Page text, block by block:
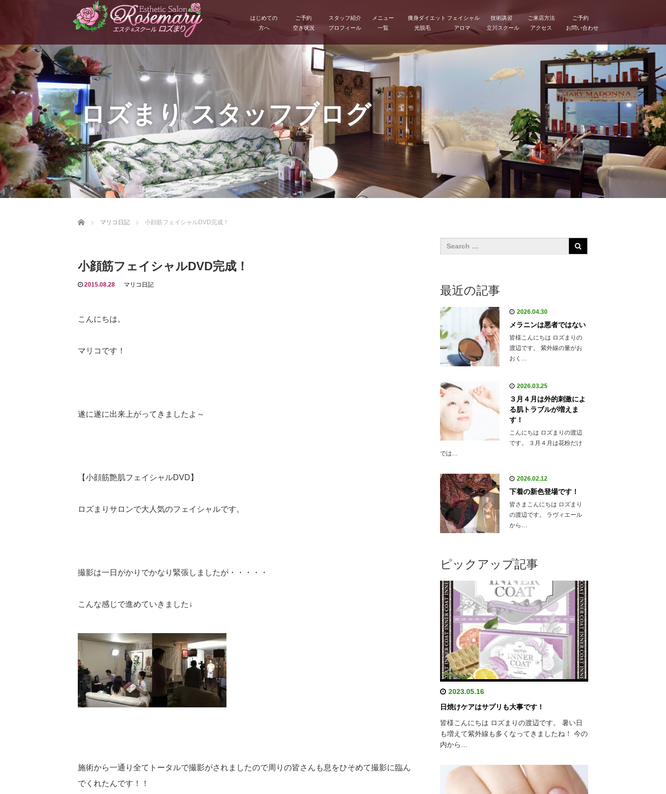
はじめての
方へ
ご予約
空き状況
スタッフ紹介
プロフィール
メニュー
一覧
痩身ダイエット
光脱毛
フェイシャル
アロマ
技術講習
立川スクール
ご来店方法
アクセス
ご予約
お問い合わせ
ロズまり スタッフブログ
Home マリコ日記 小顔筋フェイシャルDVD完成！
小顔筋フェイシャルDVD完成！
2015.08.28 マリコ日記
こんにちは。
マリコです！
遂に遂に出来上がってきましたよ～
【小顔筋艶肌フェイシャルDVD】
ロズまりサロンで大人気のフェイシャルです。
撮影は一日がかりでかなり緊張しましたが・・・・・
こんな感じで進めていきました↓
施術から一通り全てトータルで撮影がされましたので周りの皆さんも息をひそめて撮影に臨ん
でくれたんです！！
最近の記事
2026.04.30
メラニンは悪者ではない
皆様こんにちは ロズまりの
渡辺です。 紫外線の量がお
おく…
2026.03.25
３月４月は外的刺激によ
る肌トラブルが増えま
す！
こんにちは ロズまりの渡辺
です。 ３月４月は花粉だけ
では…
2026.02.12
下着の新色登場です！
皆さまこんにちは ロズまり
の渡辺です。 ラヴィエール
から…
ピックアップ記事
2023.05.16
日焼けケアはサプリも大事です！
皆様こんにちは ロズまりの渡辺です。 暑い日
も増えて紫外線も多くなってきましたね！ 今の
内から…